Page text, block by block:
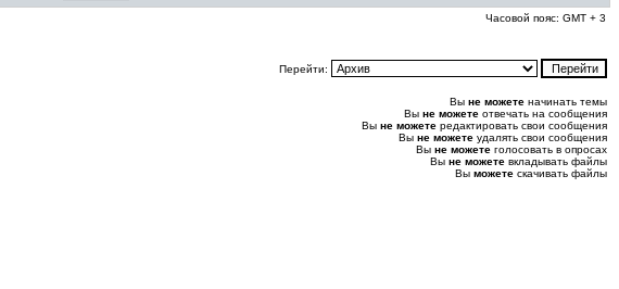
Часовой пояс: GMT + 3
Перейти:
Вы не можете начинать темы
Вы не можете отвечать на сообщения
Вы не можете редактировать свои сообщения
Вы не можете удалять свои сообщения
Вы не можете голосовать в опросах
Вы не можете вкладывать файлы
Вы можете скачивать файлы